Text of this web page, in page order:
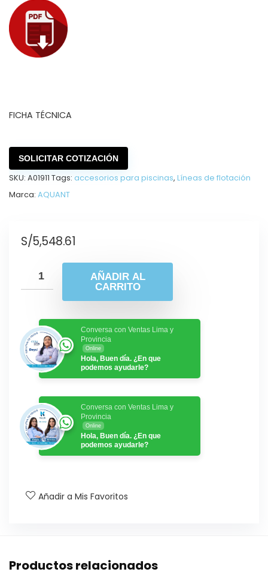
FICHA TÉCNICA
SOLICITAR COTIZACIÓN
SKU: A01911 Tags: accesorios para piscinas, Líneas de flotación
Marca: AQUANT
S/5,548.61
AÑADIR AL
CARRITO
Conversa con Ventas Lima y
Provincia
Online
Hola, Buen día. ¿En que
podemos ayudarle?
Conversa con Ventas Lima y
Provincia
Online
Hola, Buen día. ¿En que
podemos ayudarle?
Añadir a Mis Favoritos
Productos relacionados